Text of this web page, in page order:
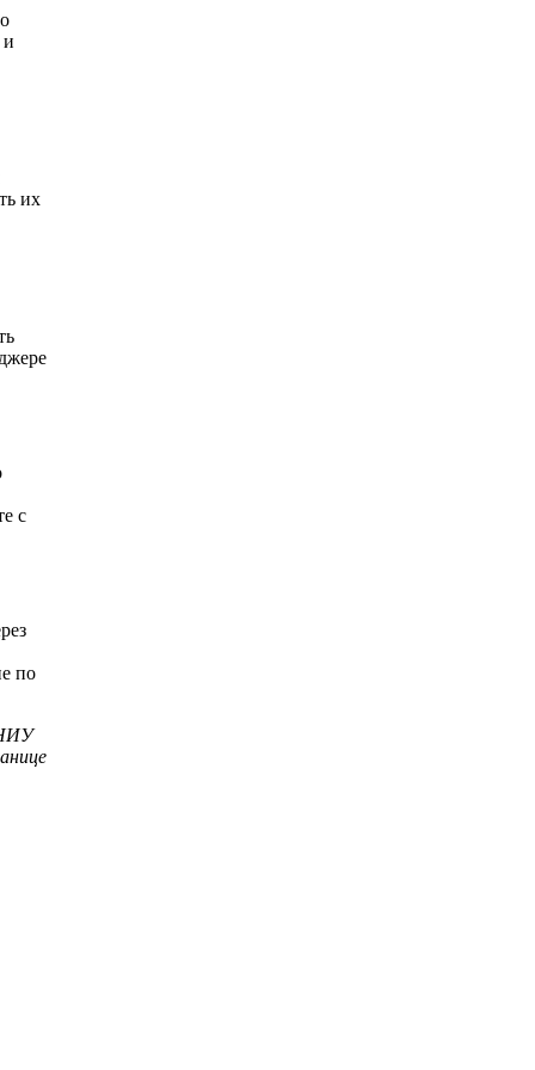
и
их
с
по